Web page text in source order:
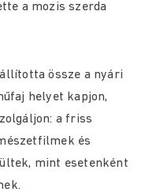
a mozis szerda
össze a nyári
helyet kapjon,
a friss
és
mint esetenként